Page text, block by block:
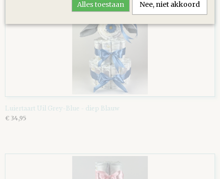
Luiertaart Uil Grey-Blue - diep Blauw
€ 34,95
Alles toestaan Nee, niet akkoord